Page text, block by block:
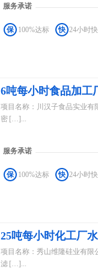
服务承诺
保 100%达标 快 24小时
6吨每小时食品加工
项目名称：川汉子食品实业
密 […]...
服务承诺
保 100%达标 快 24小时
25吨每小时化工厂
项目名称：秀山维隆硅业有
滤 […]...